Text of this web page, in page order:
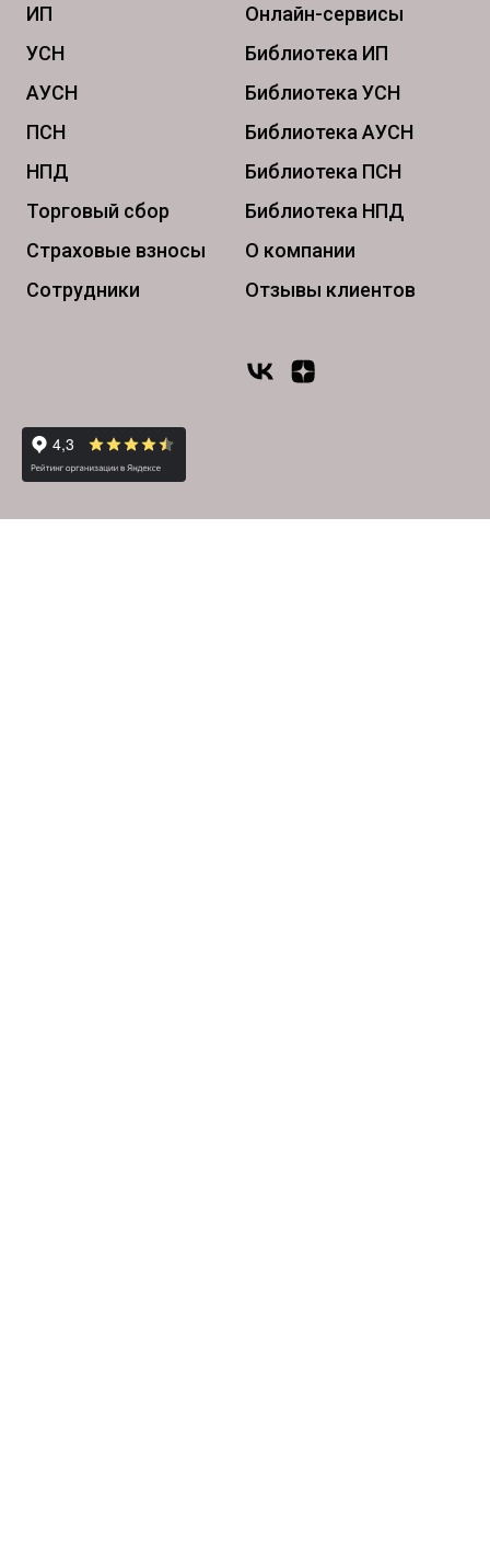
ИП
УСН
АУСН
ПСН
НПД
Торговый сбор
Страховые взносы
Сотрудники
Онлайн-сервисы
Библиотека ИП
Библиотека УСН
Библиотека АУСН
Библиотека ПСН
Библиотека НПД
О компании
Отзывы клиентов